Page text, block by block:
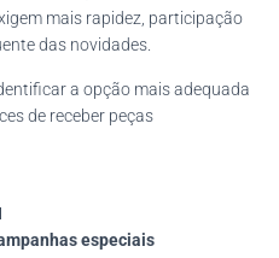
mais rapidez, participação
das novidades.
a opção mais adequada
de receber peças
especiais